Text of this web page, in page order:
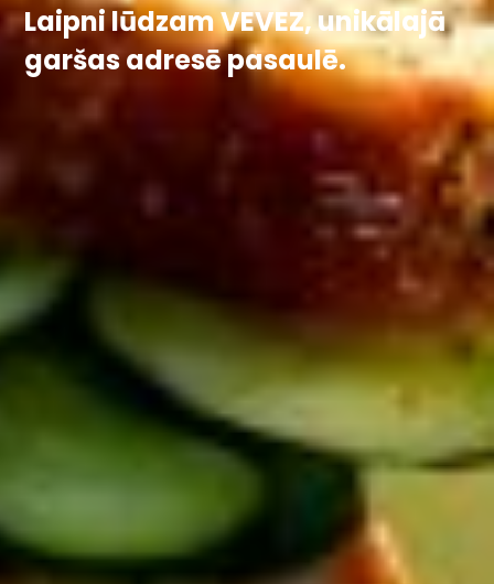
Laipni lūdzam VEVEZ, unikālajā
garšas adresē pasaulē.